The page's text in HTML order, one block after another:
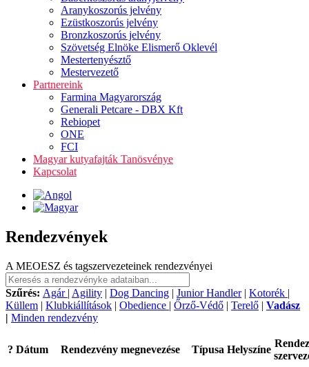
Aranykoszorús jelvény
Ezüstkoszorús jelvény
Bronzkoszorús jelvény
Szövetség Elnöke Elismerő Oklevél
Mestertenyésztő
Mestervezető
Partnereink
Farmina Magyarország
Generali Petcare - DBX Kft
Rebiopet
ONE
FCI
Magyar kutyafajták Tanösvénye
Kapcsolat
Rendezvények
A MEOESZ és tagszervezeteinek rendezvényei
Szűrés: Agár | Agility | Dog Dancing | Junior Handler| Kotorék |
Küllem | Klubkiállítások | Obedience | Őrző-Védő | Terelő | Vadász
| Minden rendezvény
? Dátum Rendezvény megnevezése Típusa Helyszíne